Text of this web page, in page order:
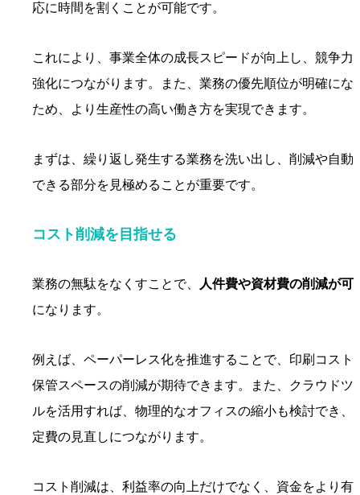
応に時間を割くことが可能です。
これにより、事業全体の成長スピードが向上し、競争力
強化につながります。また、業務の優先順位が明確にな
ため、より生産性の高い働き方を実現できます。
まずは、繰り返し発生する業務を洗い出し、削減や自動
できる部分を見極めることが重要です。
コスト削減を目指せる
業務の無駄をなくすことで、
人件費や資材費の削減が可
になります。
例えば、ペーパーレス化を推進することで、印刷コスト
保管スペースの削減が期待できます。また、クラウドツ
ルを活用すれば、物理的なオフィスの縮小も検討でき、
定費の見直しにつながります。
コスト削減は、利益率の向上だけでなく、資金をより有